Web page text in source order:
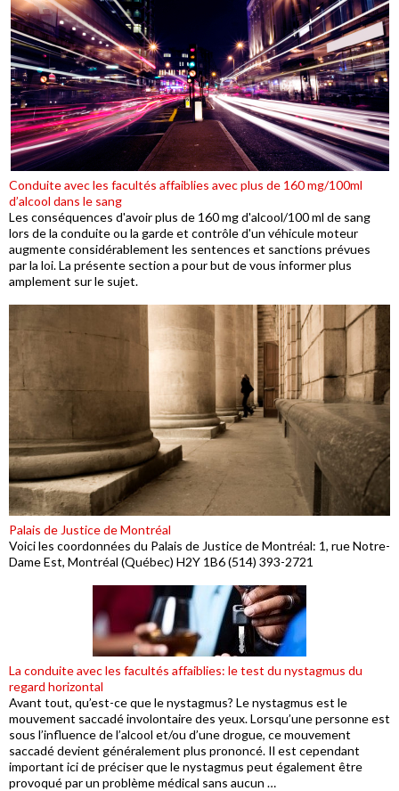
Conduite avec les facultés affaiblies avec plus de 160 mg/100ml
d’alcool dans le sang
Les conséquences d'avoir plus de 160 mg d'alcool/100 ml de sang
lors de la conduite ou la garde et contrôle d'un véhicule moteur
augmente considérablement les sentences et sanctions prévues
par la loi. La présente section a pour but de vous informer plus
amplement sur le sujet.
Palais de Justice de Montréal
Voici les coordonnées du Palais de Justice de Montréal: 1, rue Notre-
Dame Est, Montréal (Québec) H2Y 1B6 (514) 393-2721
La conduite avec les facultés affaiblies: le test du nystagmus du
regard horizontal
Avant tout, qu’est-ce que le nystagmus? Le nystagmus est le
mouvement saccadé involontaire des yeux. Lorsqu’une personne est
sous l’influence de l’alcool et/ou d’une drogue, ce mouvement
saccadé devient généralement plus prononcé. Il est cependant
important ici de préciser que le nystagmus peut également être
provoqué par un problème médical sans aucun …